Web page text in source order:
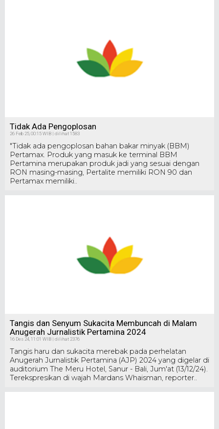
Tidak Ada Pengoplosan
26 Feb 25, 00:15 WIB | dilihat 1583
"Tidak ada pengoplosan bahan bakar minyak (BBM)
Pertamax. Produk yang masuk ke terminal BBM
Pertamina merupakan produk jadi yang sesuai dengan
RON masing-masing, Pertalite memiliki RON 90 dan
Pertamax memiliki..
Tangis dan Senyum Sukacita Membuncah di Malam
Anugerah Jurnalistik Pertamina 2024
16 Des 24, 11:01 WIB | dilihat 2376
Tangis haru dan sukacita merebak pada perhelatan
Anugerah Jurnalistik Pertamina (AJP) 2024 yang digelar di
auditorium The Meru Hotel, Sanur - Bali, Jum'at (13/12/24).
Terekspresikan di wajah Mardans Whaisman, reporter..